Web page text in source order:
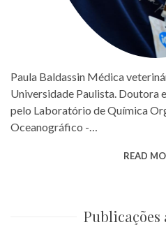
Paula Baldassin Médica
Universidade Paulista. Doutora
pelo Laboratório de Química
Oceanográfico -…
READ
Publicações